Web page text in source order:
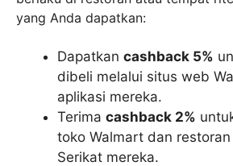
yang Anda dapatkan:
Dapatkan cashback 5%
dibeli melalui situs web
aplikasi mereka.
Terima cashback 2%
toko Walmart dan
Serikat mereka.